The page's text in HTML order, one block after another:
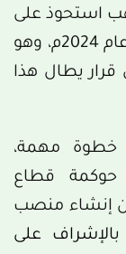
استحوذ على
نحو 80% من إجمالي الصادرات خلال عام 2024م، وهو
يطال هذا
خطوة مهمة،
حوكمة قطاع
2026م، أُعلن عن إنشاء منصب
الإشراف على